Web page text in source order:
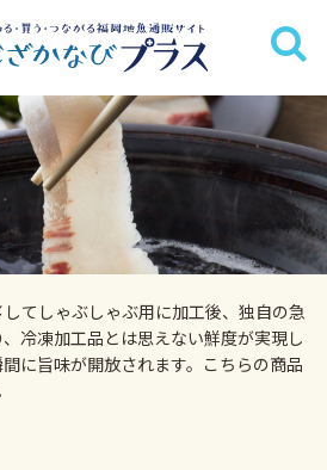
てしゃぶしゃぶ用に加工後、独自の急
冷凍加工品とは思えない鮮度が実現し
に旨味が開放されます。こちらの商品